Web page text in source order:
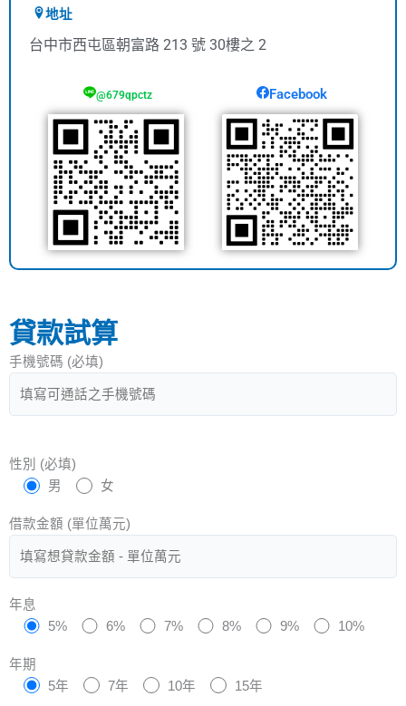
地址
台中市西屯區朝富路 213 號 30樓之 2
@679qpctz Facebook
貸款試算
手機號碼 (必填)
性別 (必填)
男
女
借款金額 (單位萬元)
年息
5%
6% 7% 8% 9% 10%
年期
5年
7年 10年 15年